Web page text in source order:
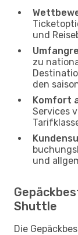
und
zu
den
Komfort
Services
und
Shuttle
Die